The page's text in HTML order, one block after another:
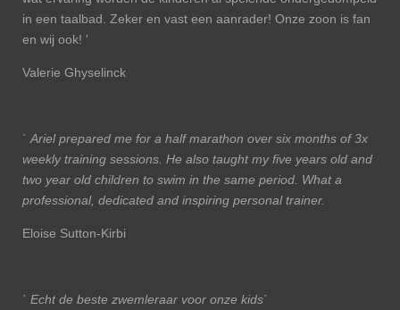
in een taalbad. Zeker en vast een aanrader! Onze zoon is fan
en wij ook! '
Valerie Ghyselinck
` Ariel prepared me for a half marathon over six months of 3x
weekly training sessions. He also taught my five years old and
two year old children to swim in the same period. What a
professional, dedicated and inspiring personal trainer.
Eloise Sutton-Kirbi
` Echt de beste zwemleraar voor onze kids`